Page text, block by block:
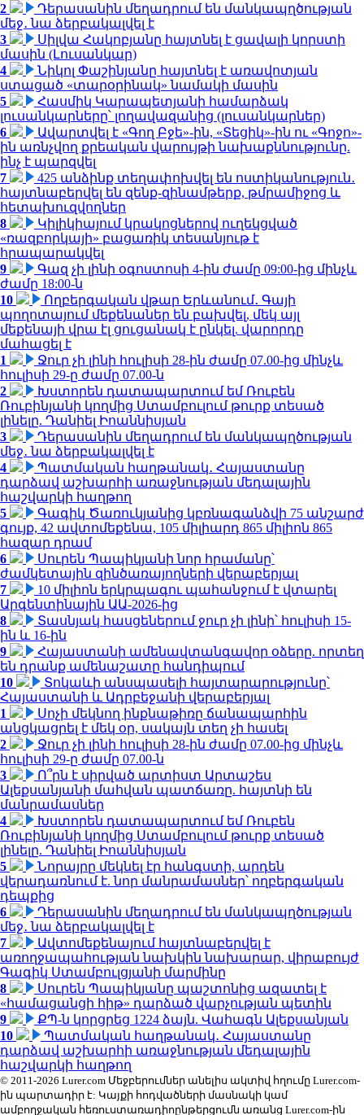
2
Դերասանին մեղադրում են մանկապղծության
մեջ․ նա ձերբակալվել է
3
Սիլվա Հակոբյանը հայտնել է ցավալի կորստի
մասին (Լուսանկար)
4
Նիկոլ Փաշինյանը հայտնել է առավոտյան
ստացած «տարօրինակ» նամակի մասին
5
Հասմիկ Կարապետյանի համարձակ
լուսանկարները՝ լողավազանից (լուսանկարներ)
6
Ավարտվել է «Գող Բջե»-ին, «Տեցիկ»-ին ու «Գոջո»-
ին առնչվող քրեական վարույթի նախաքննությունը.
ինչ է պարզվել
7
425 անձինք տեղափոխվել են ոստիկանություն․
հայտնաբերվել են զենք-զինամթերք, թմրամիջոց և
հետախուզվողներ
8
Կիլիկիայում կրակոցներով ուղեկցված
«ռազբորկայի» բացառիկ տեսանյութ է
հրապարակվել
9
Գազ չի լինի օգոստոսի 4-ին ժամը 09:00-ից մինչև
ժամը 18:00-ն
10
Ողբերգական վթար Երևանում․ Գայի
պողոտայում մեքենաներ են բախվել, մեկ այլ
մեքենայի վրա էլ ցուցանակ է ընկել. վարորդը
մահացել է
1
Ջուր չի լինի հուլիսի 28-ին ժամը 07.00-ից մինչև
հուլիսի 29-ը ժամը 07.00-ն
2
Խստորեն դատապարտում եմ Ռուբեն
Ռուբինյանի կողմից Ստամբուլում թուրք տեսած
լինելը. Դանիել Իոաննիսյան
3
Դերասանին մեղադրում են մանկապղծության
մեջ․ նա ձերբակալվել է
4
Պատմական հաղթանակ․ Հայաստանը
դարձավ աշխարհի առաջնության մեդալային
հաշվարկի հաղթող
5
Գագիկ Ծառուկյանից կբռնագանձվի 75 անշարժ
գույք, 42 ավտոմեքենա, 105 միլիարդ 865 միլիոն 865
հազար դրամ
6
Սուրեն Պապիկյանի նոր հրամանը՝
ժամկետային զինծառայողների վերաբերյալ
7
10 միլիոն երկրպագու պահանջում է վտարել
Արգենտինային ԱԱ-2026-ից
8
Տասնյակ հասցեներում ջուր չի լինի՝ հուլիսի 15-
ին և 16-ին
9
Հայաստանի ամենավտանգավոր օձերը. որտեղ
են դրանք ամենաշատը հանդիպում
10
Տոկաևի անսպասելի հայտարարությունը՝
Հայաստանի և Ադրբեջանի վերաբերյալ
1
Սոչի մեկնող ինքնաթիռը ճանապարհին
անցկացրել է մեկ օր, սակայն տեղ չի հասել
2
Ջուր չի լինի հուլիսի 28-ին ժամը 07.00-ից մինչև
հուլիսի 29-ը ժամը 07.00-ն
3
Ո՞րն է սիրված արտիստ Արտաշես
Ալեքսանյանի մահվան պատճառը. հայտնի են
մանրամասներ
4
Խստորեն դատապարտում եմ Ռուբեն
Ռուբինյանի կողմից Ստամբուլում թուրք տեսած
լինելը. Դանիել Իոաննիսյան
5
Նորայրը մեկնել էր հանգստի, արդեն
վերադառնում է. նոր մանրամասներ՝ ողբերգական
դեպքից
6
Դերասանին մեղադրում են մանկապղծության
մեջ․ նա ձերբակալվել է
7
Ավտոմեքենայում հայտնաբերվել է
առողջապահության նախկին նախարար, վիրաբույժ
Գագիկ Ստամբուլցյանի մարմինը
8
Սուրեն Պապիկյանը պաշտոնից ազատել է
«համացանցի հիթ» դարձած վարչության պետին
9
ՔՊ-ն կորցրեց 1224 ձայն. Վահագն Ալեքսանյան
10
Պատմական հաղթանակ․ Հայաստանը
դարձավ աշխարհի առաջնության մեդալային
հաշվարկի հաղթող
© 2011-2026 Lurer.com Մեջբերումներ անելիս ակտիվ հղումը Lurer.com-
ին պարտադիր է: Կայքի հոդվածների մասնակի կամ
ամբողջական հեռուստառադիոընթերցումն առանց Lurer.com-ին